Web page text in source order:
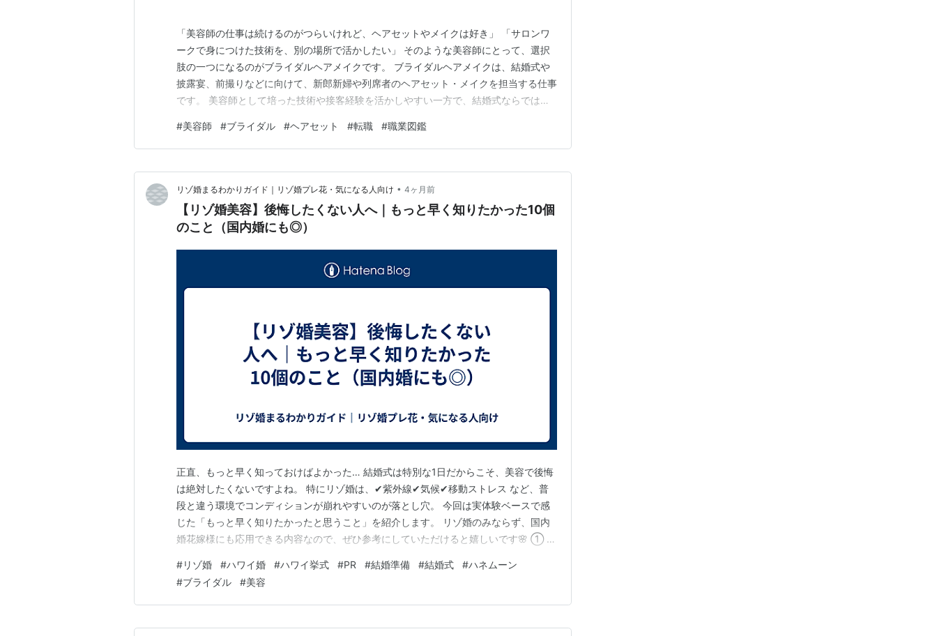
「美容師の仕事は続けるのがつらいけれど、ヘアセットやメイクは好き」 「サロンワ
ークで身につけた技術を、別の場所で活かしたい」 そのような美容師にとって、選択
肢の一つになるのがブライダルヘアメイクです。 ブライダルヘアメイクは、結婚式や
披露宴、前撮りなどに向けて、新郎新婦や列席者のヘアセット・メイクを担当する仕事
です。 美容師として培った技術や接客経験を活かしやすい一方で、結婚式ならではの
事内容や向いている人、美容師経験を活かせるポイント、転職前に確認したいことを紹
介します。
#美容師 #ブライダル #ヘアセット #転職 #職業図鑑
リゾ婚まるわかりガイド｜リゾ婚プレ花・気になる人向け • 4ヶ月前
【リゾ婚美容】後悔したくない人へ｜もっと早く知りたかった10個
のこと（国内婚にも◎）
正直、もっと早く知っておけばよかった… 結婚式は特別な1日だからこそ、美容で後悔
は絶対したくないですよね。 特にリゾ婚は、✔紫外線✔気候✔移動ストレス など、普
段と違う環境でコンディションが崩れやすいのが落とし穴。 今回は実体験ベースで感
じた「もっと早く知りたかったと思うこと」を紹介します。 リゾ婚のみならず、国内
婚花嫁様にも応用できる内容なので、ぜひ参考にしていただけると嬉しいです🌸 ① 前
まったのが後悔ポイントのひとつ。 挙式まで期間が空くと… ✔前撮り後に気が抜ける
✔美容のモチベーションが下がる✔維持コストも…
#リゾ婚 #ハワイ婚 #ハワイ挙式 #PR #結婚準備 #結婚式 #ハネムーン
#ブライダル #美容